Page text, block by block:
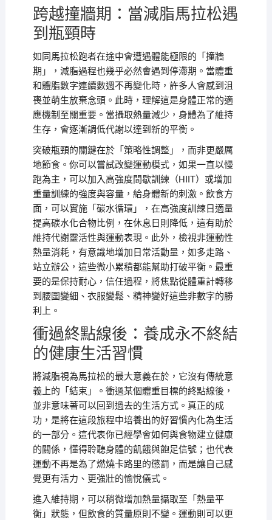
跨越撞牆期：當減脂馬拉松遇
到瓶頸時
如同馬拉松跑者在途中會遭遇體能極限的「撞牆
期」，減脂過程也幾乎必然會遇到停滯期。當體重
和體脂數字連續數週不再變化時，許多人會感到沮
喪並萌生放棄念頭。此時，理解這是身體正常的適
應機制至關重要。當攝取熱量減少，身體為了維持
生存，會逐漸調低代謝以達到新的平衡。
突破瓶頸的關鍵在於「策略性調整」，而非更嚴厲
地節食。你可以嘗試改變運動模式，如果一直以慢
跑為主，可以加入高強度間歇訓練（HIIT）或增加
重量訓練的強度與容量，給身體新的刺激。飲食方
面，可以實施「碳水循環」，在高強度訓練日適量
提高碳水化合物比例，在休息日則降低，這有助於
維持代謝靈活性與運動表現。此外，檢視非運動性
熱量消耗，有意識地增加日常活動量，如多走路、
站立辦公，這些微小累積都能幫助打破平衡。最重
要的是保持耐心，信任過程，將焦點從體重計轉移
到腰圍變細、衣服變鬆、精神變好這些非數字的勝
利上。
衝過終點線後：養成永不終結
的健康生活習慣
將減脂視為馬拉松的最大意義在於，它沒有傳統意
義上的「結束」。衝過某個體重目標的終點線後，
並非意味著可以回到過去的生活方式。真正的成
功，是將在這段旅程中培養出的好習慣內化為生活
的一部分。這代表你已經學會如何與食物建立健康
的關係，懂得聆聽身體的飢餓與飽足信號；也代表
運動不再是為了燃燒卡路里的懲罰，而是讓自己感
覺更有活力、更強壯的愉悅儀式。
進入維持期，可以稍微增加熱量攝取至「熱量平
衡」狀態，但飲食的質量原則不變。運動則可以更